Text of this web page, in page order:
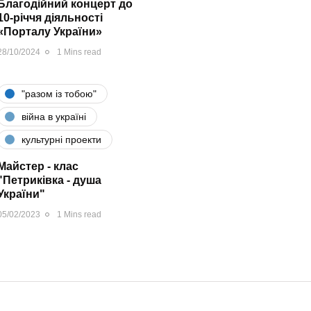
Благодійний концерт до
річчя діяльності
України»
10/2024 1 Mins read
"разом iз тобою"
війна в україні
культурні проекти
Майстер - клас
- душа
02/2023 1 Mins read